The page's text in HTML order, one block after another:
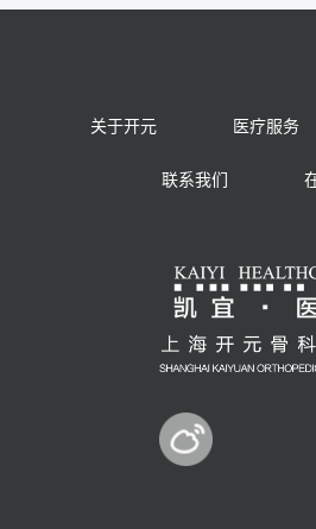
关于开元 医疗服务
联系我们